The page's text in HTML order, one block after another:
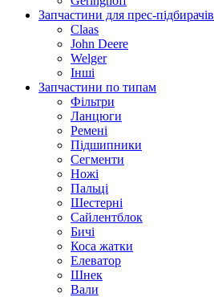
Запчастини для прес-підбирачів
Claas
John Deere
Welger
Інші
Запчастини по типам
Фільтри
Ланцюги
Ремені
Підшипники
Сегменти
Ножі
Пальці
Шестерні
Сайлентблок
Бичі
Коса жатки
Елеватор
Шнек
Вали